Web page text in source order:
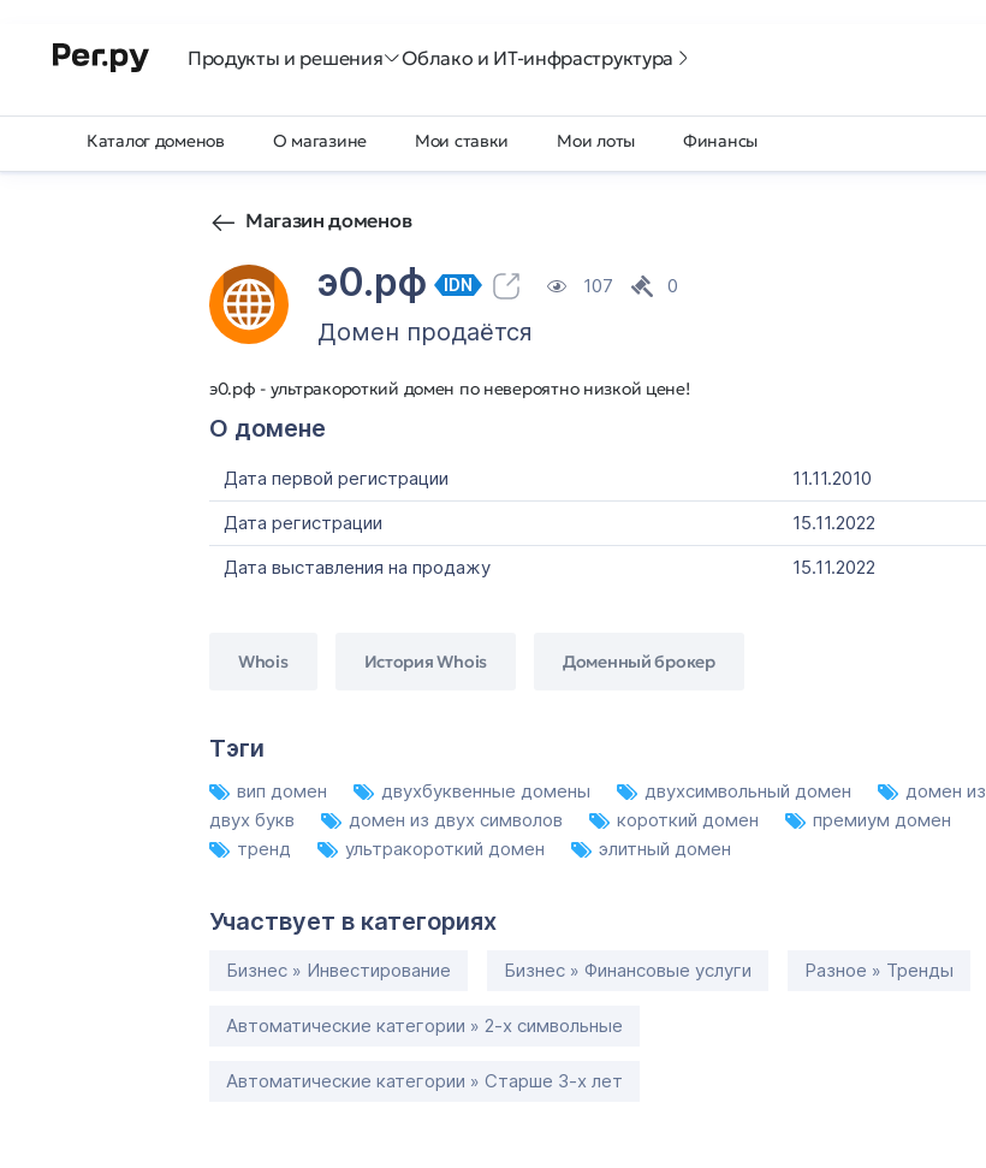
Продукты и решения Облако и ИТ-инфраструктура
Каталог доменов О магазине Мои ставки Мои лоты Финансы
Магазин доменов
э0.рф IDN 107 0
Домен продаётся
э0.рф - ультракороткий домен по невероятно низкой цене!
О домене
Дата первой регистрации
11.11.2010
Дата регистрации
15.11.2022
Дата выставления на продажу
15.11.2022
Whois История Whois Доменный брокер
Тэги
вип домен двухбуквенные домены двухсимвольный домен
домен из
двух букв
домен из двух символов короткий домен
премиум домен
тренд
ультракороткий домен элитный домен
Участвует в категориях
Бизнес » Инвестирование Бизнес » Финансовые услуги Разное » Тренды
Автоматические категории » 2-х символьные
Автоматические категории » Старше 3-х лет